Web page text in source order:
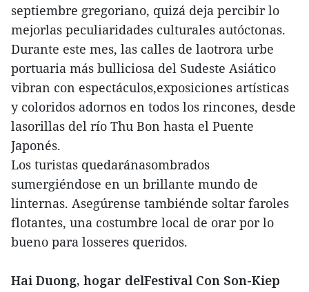
septiembre gregoriano, quizá deja percibir lo
mejorlas peculiaridades culturales autóctonas.
Durante este mes, las calles de laotrora urbe
portuaria más bulliciosa del Sudeste Asiático
vibran con espectáculos,exposiciones artísticas
y coloridos adornos en todos los rincones, desde
lasorillas del río Thu Bon hasta el Puente
Japonés.
Los turistas quedaránasombrados
sumergiéndose en un brillante mundo de
linternas. Asegúrense tambiénde soltar faroles
flotantes, una costumbre local de orar por lo
bueno para losseres queridos.
Hai Duong, hogar delFestival Con Son-Kiep